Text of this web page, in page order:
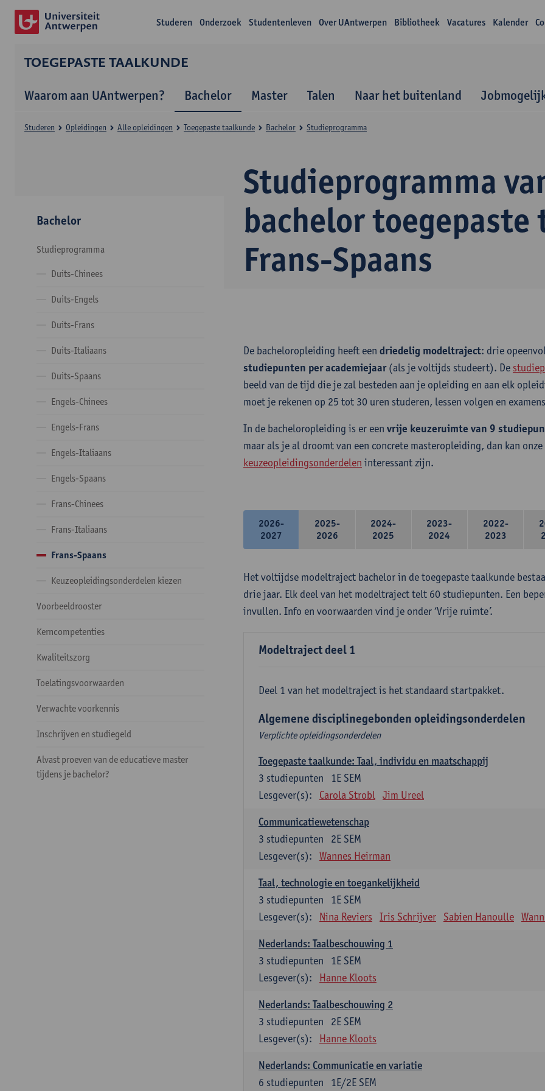
Studeren Onderzoek Studentenleven Over UAntwerpen Bibliotheek Vacatures Kalender
TOEGEPASTE TAALKUNDE
Waarom aan UAntwerpen? Bachelor Master Talen Naar het buitenland
Studieprogramma
bachelor
Frans-Spaans
Studeren Opleidingen Alle opleidingen Toegepaste taalkunde Bachelor Studieprogramma
Bachelor
Studieprogramma
Duits-Chinees
Duits-Engels
Duits-Frans
Duits-Italiaans
Duits-Spaans
Engels-Chinees
Engels-Frans
Engels-Italiaans
Engels-Spaans
Frans-Chinees
Frans-Italiaans
Frans-Spaans
Keuzeopleidingsonderdelen kiezen
Voorbeeldrooster
Kerncompetenties
Kwaliteitszorg
Toelatingsvoorwaarden
Verwachte voorkennis
Inschrijven en studiegeld
Alvast proeven van de educatieve master
tijdens je bachelor?
De bacheloropleiding heeft een driedelig modeltraject: drie
studiepunten per academiejaar(als je voltijds studeert). De
beeld van de tijd die je zal besteden aan je opleiding en aan elk
moet je rekenen op 25 tot 30 uren studeren, lessen volgen en
In de bacheloropleiding is er een vrije keuzeruimte van 9
maar als je al droomt van een concrete masteropleiding, dan kan onze
keuzeopleidingsonderdelen interessant zijn.
2026-
2027
2025-
2026
2024-
2025
2023-
2024
2022-
2023
Het voltijdse modeltraject bachelor in de toegepaste taalkunde
drie jaar. Elk deel van het modeltraject telt 60 studiepunten. Een
invullen. Info en voorwaarden vind je onder ‘Vrije ruimte’.
Modeltraject deel 1
Deel 1 van het modeltraject is het standaard startpakket.
Algemene disciplinegebonden opleidingsonderdelen
Verplichte opleidingsonderdelen
Toegepaste taalkunde: Taal, individu en maatschappij
1E SEM
3 studiepunten
Lesgever(s):
Carola Strobl Jim Ureel
Communicatiewetenschap
2E SEM
3 studiepunten
Lesgever(s):
Wannes Heirman
Taal, technologie en toegankelijkheid
1E SEM
3 studiepunten
Lesgever(s):
Nina Reviers Iris Schrijver Sabien Hanoulle
Nederlands: Taalbeschouwing 1
1E SEM
3 studiepunten
Lesgever(s):
Hanne Kloots
Nederlands: Taalbeschouwing 2
2E SEM
3 studiepunten
Lesgever(s):
Hanne Kloots
Nederlands: Communicatie en variatie
1E/2E SEM
6 studiepunten